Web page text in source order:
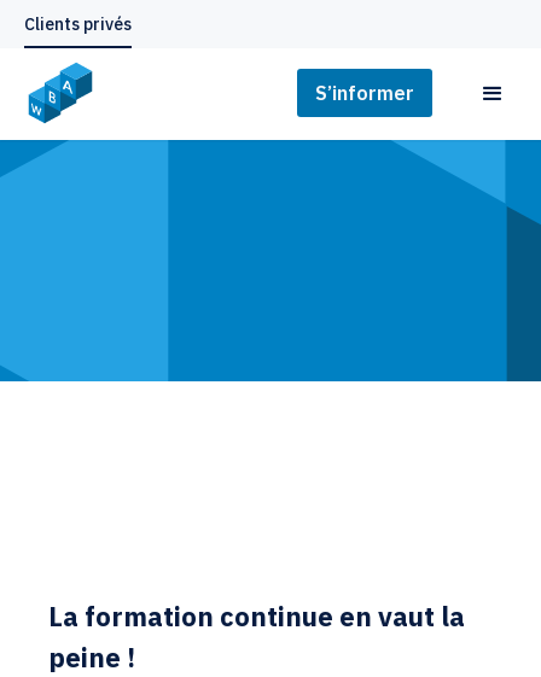
Clients privés
S’informer
La formation continue en vaut la
peine !